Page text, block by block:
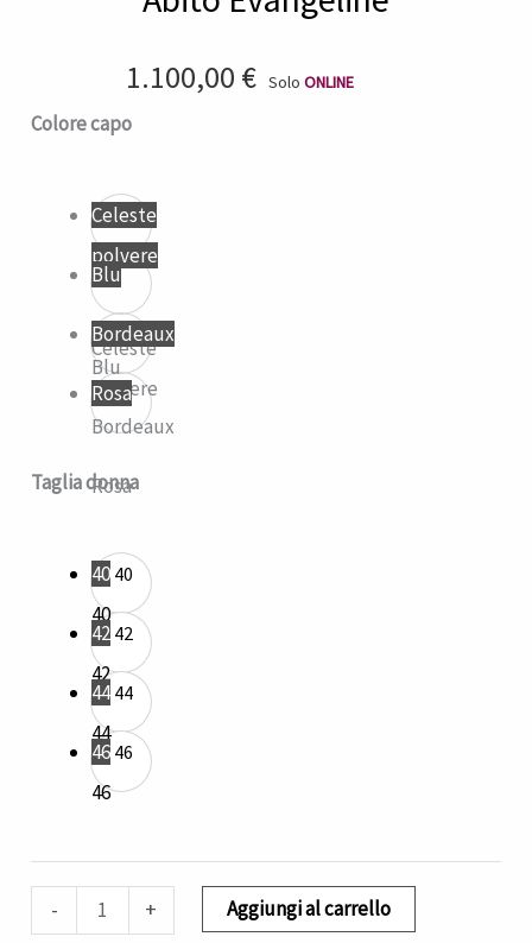
1.100,00 € Solo ONLINE
Colore capo
Celeste
polvere
Celeste
polvere
Blu
Blu
Bordeaux
Bordeaux
Rosa
Rosa
Taglia donna
40 40
40
42 42
42
44 44
44
46 46
46
-
Abito
+ Aggiungi al carrello